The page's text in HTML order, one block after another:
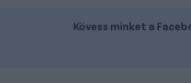
Kövess minket a